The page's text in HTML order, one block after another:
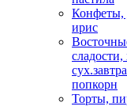
Конфеты,
ирис
сладости,
попкорн
Торты,